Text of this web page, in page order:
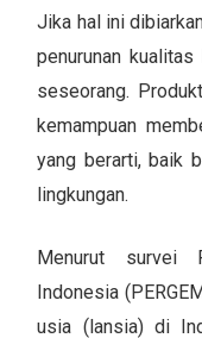
Jika hal ini
penurunan
seseorang.
kemampuan
yang berarti, baik
lingkungan.
Menurut survei
Indonesia
usia (lansia) di